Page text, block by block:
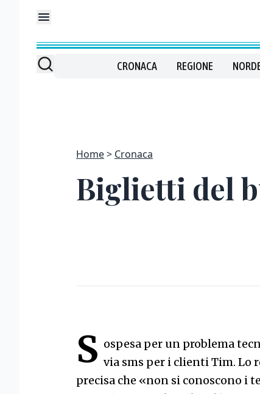
CRONACA REGIONE
Home Cronaca
Biglietti del
S ospesa per un problema
via sms per i clienti Tim. Lo
precisa che «non si conoscono i